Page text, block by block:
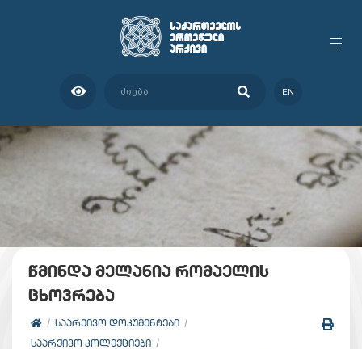
EN
წმინდა მელანია რომაელის
ცხოვრება
ᲡᲐᲐᲠᲥᲘᲕᲝ ᲓᲝᲙᲣᲛᲔᲜᲢᲔᲑᲘ
ᲡᲐᲐᲠᲥᲘᲕᲝ ᲙᲝᲚᲔᲥᲪᲘᲔᲑᲘ